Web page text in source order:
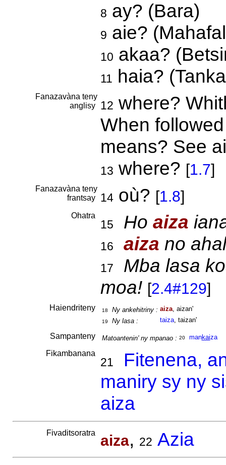
8 ay? (Bara)
9 aie?
10 akaa?
11 haia?
Fanazavàna teny
anglisy
12 where?
When
means? See
13 where? [1.7]
Fanazavàna teny
frantsay
14où? [1.8]
Ohatra
15 Ho aiza
16 aiza no
17
Mba lasa
moa! [2.4#129]
Haiendriteny 18 Ny ankehitriny : aiza, aizan'
19 Ny lasa : taiza, taizan'
Sampanteny Matoantenin' ny mpanao : 20 mankaiza
Fikambanana
21
Fitenena,
maniry sy ny
aiza
Fivaditsoratra aiza, 22 Azia